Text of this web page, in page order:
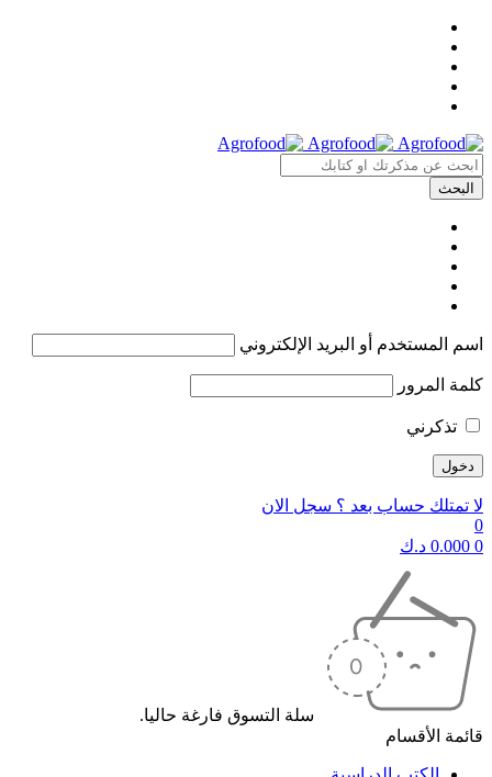
اسم المستخدم أو البريد الإلكتروني
كلمة المرور
تذكرني
لا تمتلك حساب بعد ؟ سجل الان
0
0
0.000 د.ك
سلة التسوق فارغة حاليا.
قائمة الأقسام